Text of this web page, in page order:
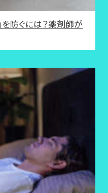
を防ぐには？薬剤師が